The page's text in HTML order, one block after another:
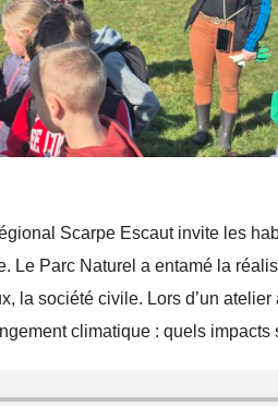
Scarpe Escaut invite les
Le Parc Naturel a entamé la
la société civile. Lors d’un
climatique : quels impacts